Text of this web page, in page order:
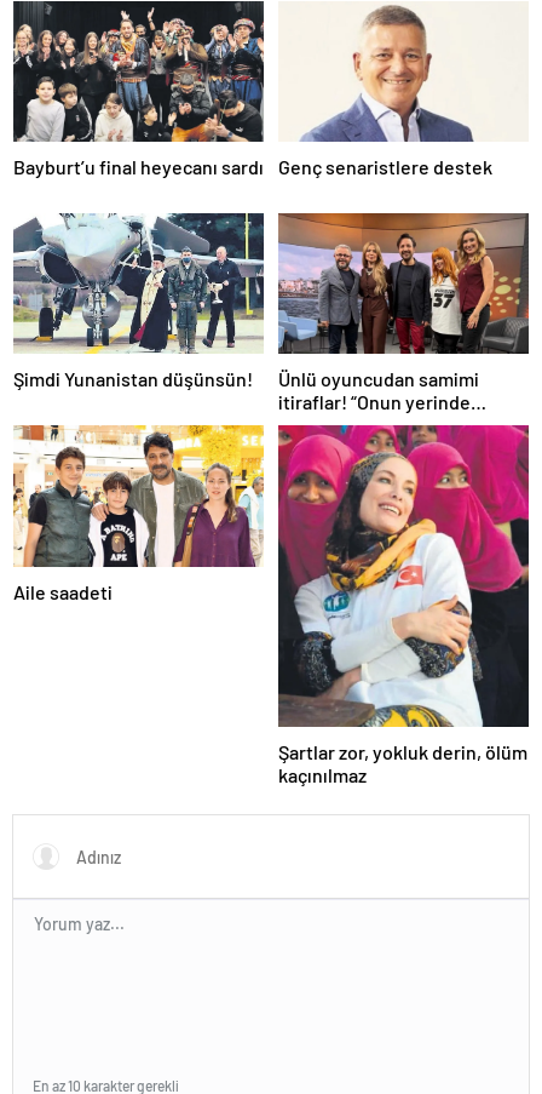
Bayburt’u final heyecanı sardı Genç senaristlere destek
Şimdi Yunanistan düşünsün!
Ünlü oyuncudan samimi
itiraflar! “Onun yerinde
olsaydım diye çok düşündüm”
Aile saadeti
Şartlar zor, yokluk derin, ölüm
kaçınılmaz
En az 10 karakter gerekli